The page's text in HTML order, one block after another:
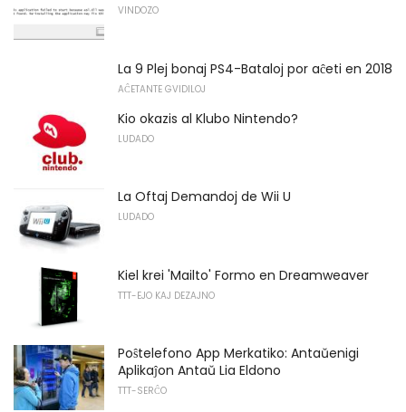
VINDOZO
La 9 Plej bonaj PS4-Bataloj por aĉeti en 2018
AĈETANTE GVIDILOJ
Kio okazis al Klubo Nintendo?
LUDADO
La Oftaj Demandoj de Wii U
LUDADO
Kiel krei 'Mailto' Formo en Dreamweaver
TTT-EJO KAJ DEZAJNO
Poŝtelefono App Merkatiko: Antaŭenigi
Aplikaĵon Antaŭ Lia Eldono
TTT-SERĈO